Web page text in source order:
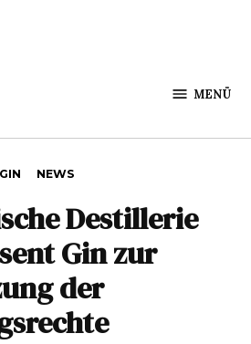
MENÜ
GIN NEWS
Destillerie
Gin zur
der